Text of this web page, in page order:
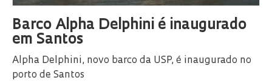
Barco Alpha Delphini é inaugurado
em Santos
Alpha Delphini, novo barco da USP, é inaugurado no
porto de Santos